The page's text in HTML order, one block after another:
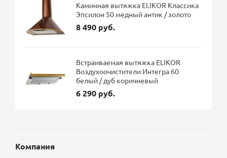
Каминная вытяжка ELIKOR Классика
Эпсилон 50 медный антик / золото
8 490 руб.
Встраиваемая вытяжка ELIKOR
Воздухоочистители Интегра 60
белый / дуб коричневый
6 290 руб.
Компания